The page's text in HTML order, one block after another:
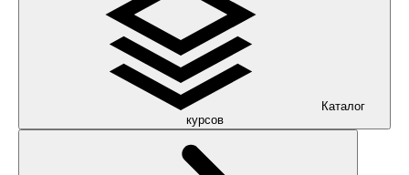
Каталог
курсов